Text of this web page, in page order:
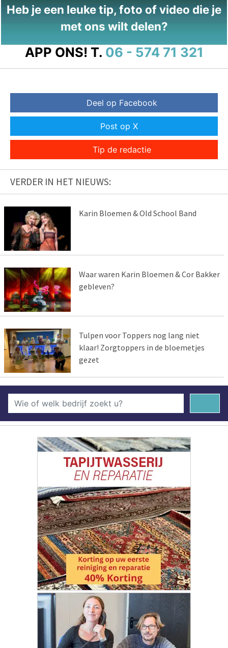
Heb je een leuke tip, foto of video die je
met ons wilt delen?
APP ONS! T. 06 - 574 71 321
Deel op Facebook
Post op X
Tip de redactie
VERDER IN HET NIEUWS:
Karin Bloemen & Old School Band
Waar waren Karin Bloemen & Cor Bakker
gebleven?
Tulpen voor Toppers nog lang niet
klaar! Zorgtoppers in de bloemetjes
gezet